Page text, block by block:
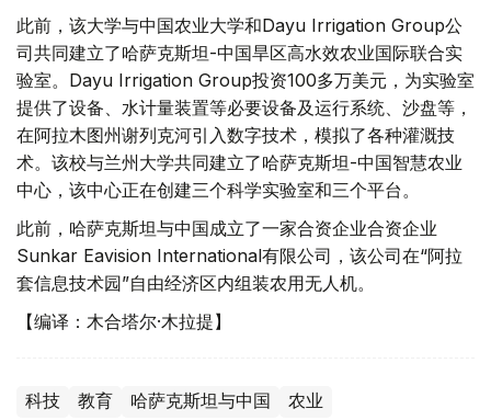
此前，该大学与中国农业大学和Dayu Irrigation Group公
司共同建立了哈萨克斯坦-中国旱区高水效农业国际联合实
验室。Dayu Irrigation Group投资100多万美元，为实验室
提供了设备、水计量装置等必要设备及运行系统、沙盘等，
在阿拉木图州谢列克河引入数字技术，模拟了各种灌溉技
术。该校与兰州大学共同建立了哈萨克斯坦-中国智慧农业
中心，该中心正在创建三个科学实验室和三个平台。
此前，哈萨克斯坦与中国成立了一家合资企业合资企业
Sunkar Eavision International有限公司，该公司在“阿拉
套信息技术园”自由经济区内组装农用无人机。
【编译：木合塔尔·木拉提】
科技 教育 哈萨克斯坦与中国 农业